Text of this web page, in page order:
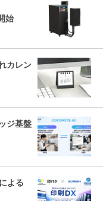
始
カレン
ジ基盤
よる